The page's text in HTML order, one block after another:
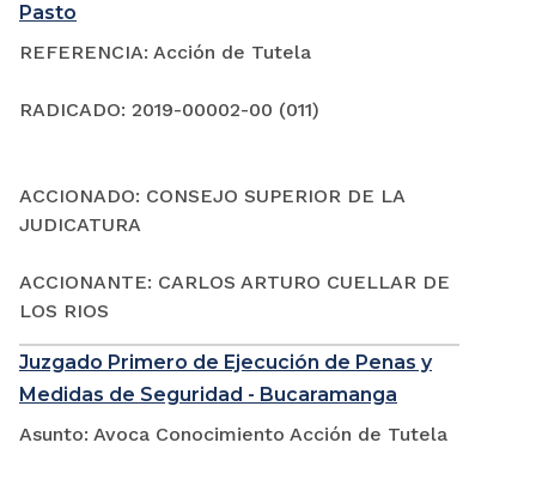
Pasto
REFERENCIA: Acción de Tutela
RADICADO: 2019-00002-00 (011)
ACCIONADO: CONSEJO SUPERIOR DE LA
JUDICATURA
ACCIONANTE: CARLOS ARTURO CUELLAR DE
LOS RIOS
Juzgado Primero de Ejecución de Penas y
Medidas de Seguridad - Bucaramanga
Asunto: Avoca Conocimiento Acción de Tutela